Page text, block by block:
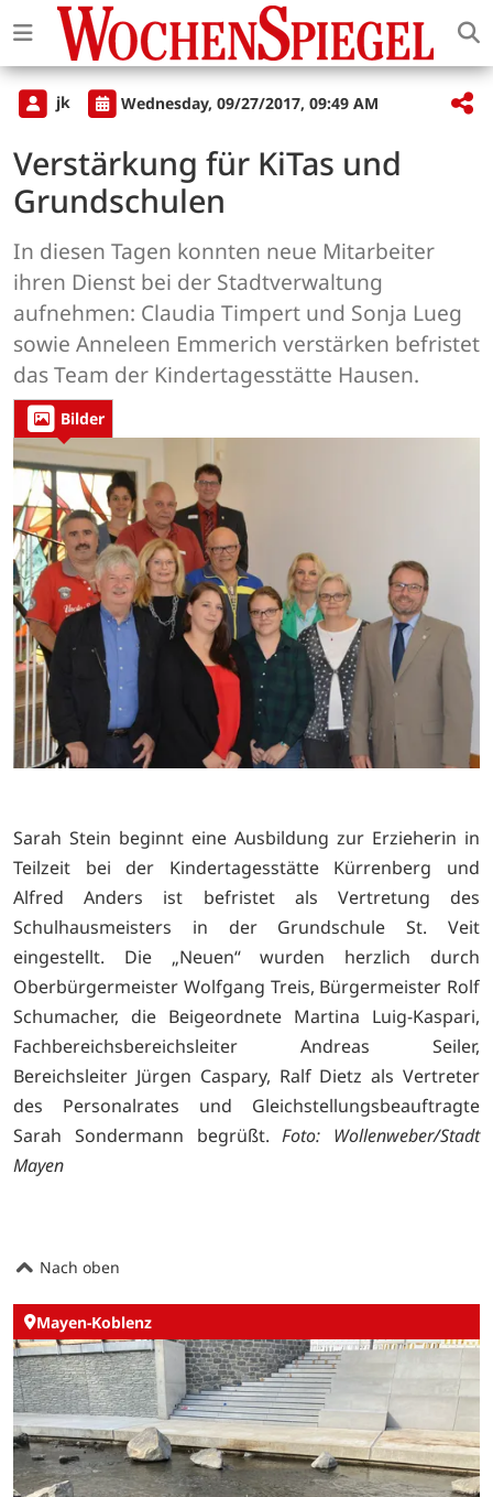
jk Wednesday, 09/27/2017, 09:49 AM
Verstärkung für KiTas und
Grundschulen
In diesen Tagen konnten neue Mitarbeiter
ihren Dienst bei der Stadtverwaltung
aufnehmen: Claudia Timpert und Sonja Lueg
sowie Anneleen Emmerich verstärken befristet
das Team der Kindertagesstätte Hausen.
Bilder
Sarah Stein beginnt eine Ausbildung zur Erzieherin in
Teilzeit bei der Kindertagesstätte Kürrenberg und
Alfred Anders ist befristet als Vertretung des
Schulhausmeisters in der Grundschule St. Veit
eingestellt. Die „Neuen“ wurden herzlich durch
Oberbürgermeister Wolfgang Treis, Bürgermeister Rolf
Schumacher, die Beigeordnete Martina Luig-Kaspari,
Fachbereichsbereichsleiter Andreas Seiler,
Bereichsleiter Jürgen Caspary, Ralf Dietz als Vertreter
des Personalrates und Gleichstellungsbeauftragte
Sarah Sondermann begrüßt.Foto: Wollenweber/Stadt
Mayen
Nach oben
Mayen-Koblenz